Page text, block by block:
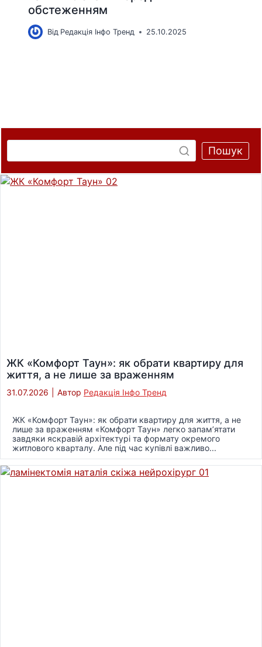
обстеженням
Від Редакція Інфо Тренд 25.10.2025
Пошук
ЖК «Комфорт Таун»: як обрати квартиру для
життя, а не лише за враженням
31.07.2026 Автор Редакція Інфо Тренд
ЖК «Комфорт Таун»: як обрати квартиру для життя, а не
лише за враженням «Комфорт Таун» легко запам’ятати
завдяки яскравій архітектурі та формату окремого
житлового кварталу. Але під час купівлі важливо...